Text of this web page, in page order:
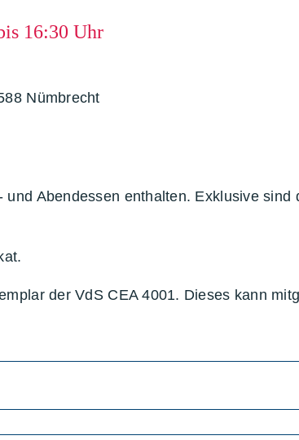
16:30 Uhr
Nümbrecht
Abendessen enthalten. Exklusive
der VdS CEA 4001. Dieses kann